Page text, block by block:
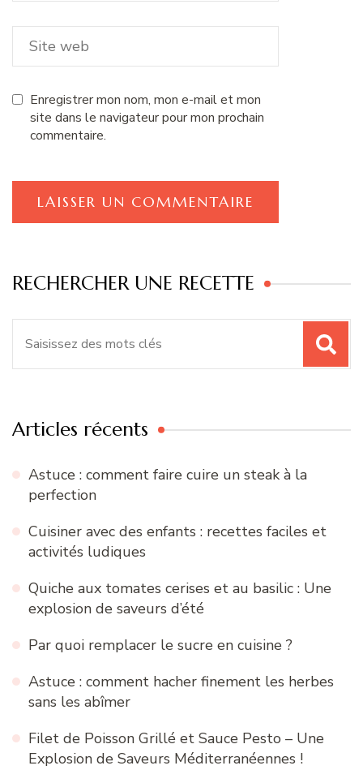
Enregistrer mon nom, mon e-mail et mon
site dans le navigateur pour mon prochain
commentaire.
RECHERCHER UNE RECETTE
Articles récents
Astuce : comment faire cuire un steak à la
perfection
Cuisiner avec des enfants : recettes faciles et
activités ludiques
Quiche aux tomates cerises et au basilic : Une
explosion de saveurs d’été
Par quoi remplacer le sucre en cuisine ?
Astuce : comment hacher finement les herbes
sans les abîmer
Filet de Poisson Grillé et Sauce Pesto – Une
Explosion de Saveurs Méditerranéennes !